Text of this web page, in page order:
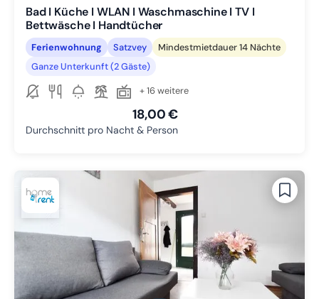
Bad I Küche I WLAN I Waschmaschine I TV I
Bettwäsche I Handtücher
Ferienwohnung Satzvey
Mindestmietdauer 14 Nächte
Ganze Unterkunft (2 Gäste)
+ 16 weitere
18,00 €
Durchschnitt pro Nacht & Person